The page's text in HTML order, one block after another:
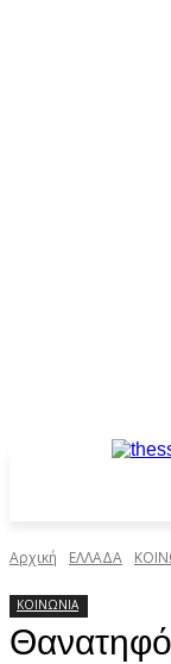
Αρχική ΕΛΛΑΔΑ
ΚΟΙΝΩΝΙΑ